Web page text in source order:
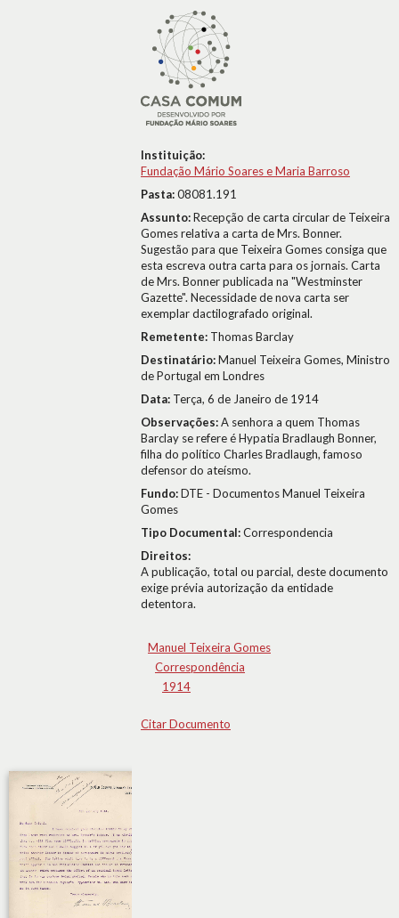
Instituição:
Fundação Mário Soares e Maria Barroso
Pasta:08081.191
Assunto:Recepção de carta circular de Teixeira
Gomes relativa a carta de Mrs. Bonner.
Sugestão para que Teixeira Gomes consiga que
esta escreva outra carta para os jornais. Carta
de Mrs. Bonner publicada na "Westminster
Gazette". Necessidade de nova carta ser
exemplar dactilografado original.
Remetente: Thomas Barclay
Destinatário:Manuel Teixeira Gomes, Ministro
de Portugal em Londres
Data: Terça, 6 de Janeiro de 1914
Observações:A senhora a quem Thomas
Barclay se refere é Hypatia Bradlaugh Bonner,
filha do político Charles Bradlaugh, famoso
defensor do ateísmo.
Fundo:DTE - Documentos Manuel Teixeira
Gomes
Tipo Documental:Correspondencia
Direitos:
A publicação, total ou parcial, deste documento
exige prévia autorização da entidade
detentora.
Manuel Teixeira Gomes
Correspondência
1914
Citar Documento